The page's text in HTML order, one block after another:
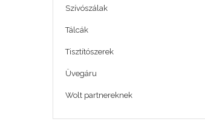
Szívószálak
Tálcák
Tisztítószerek
Üvegáru
Wolt partnereknek